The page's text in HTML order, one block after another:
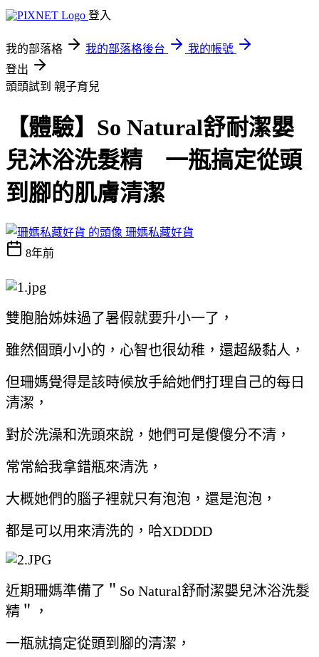
登入
我的部落格 我的部落格後台
我的帳號
登出
頭頭試到 親子育兒
【體驗】So Natural舒耐潔嬰
兒沐浴洗髮精 一瓶搞定從頭
到腳的肌膚清潔
珊媽私藏好貨
8年前
雙胞胎姊妹過了暑假就要升小一了，
雖然個頭小小的，心智也很幼稚，還超級黏人，
但珊媽覺得是該時候放手給她們打理自己的每日
清潔，
對於洗澡和洗頭來說，她們可是傻傻分不清，
常常給我拿錯瓶來清洗，
大概她們的腦子裡就只有泡泡，還是泡泡，
都是可以用來清洗的，哈XDDDD
近期珊媽準備了＂So Natural舒耐潔嬰兒沐浴洗髮
精＂，
一瓶就搞定從頭到腳的清潔，